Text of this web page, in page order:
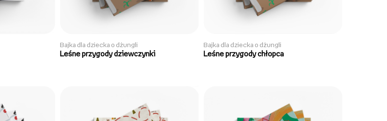
Bajka dla dziecka o dżungli
Leśne przygody dziewczynki
Bajka dla dziecka o dżungli
Leśne przygody chłopca